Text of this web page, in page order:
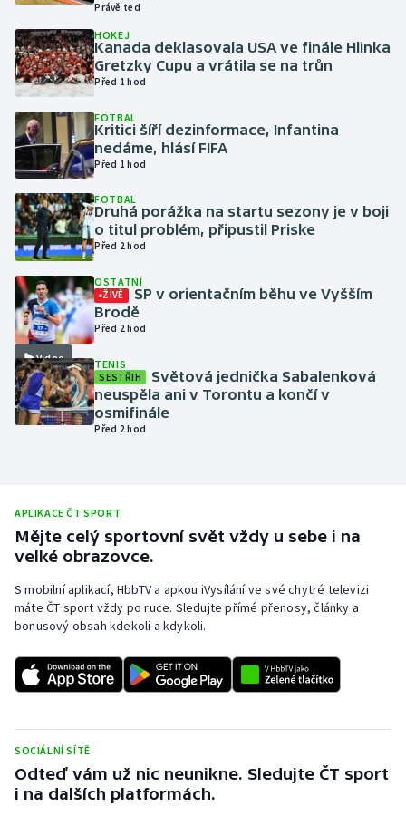
Házená
Jezdectví
Judo
Krasobruslení
Lezení
Lyže a snowboard
Moderní pětiboj
Motorsport
Olympijské hry
Parasport
Plážový volejbal
Ragby
Rychlobruslení
Rychlostní kanoistika
Short track
Sportovní střelba
Stolní tenis
Právě teď
HOKEJ
Kanada deklasovala USA ve finále Hlinka
Gretzky Cupu a vrátila se na trůn
Před 1 hod
FOTBAL
Kritici šíří dezinformace, Infantina
nedáme, hlásí FIFA
Před 1 hod
FOTBAL
Druhá porážka na startu sezony je v boji
o titul problém, připustil Priske
Před 2 hod
Video
OSTATNÍ
ŽIVĚ
SP v orientačním běhu ve Vyšším
Brodě
Před 2 hod
TENIS
SESTŘIH
Světová jednička Sabalenková
neuspěla ani v Torontu a končí v
osmifinále
Před 2 hod
APLIKACE ČT SPORT
Mějte celý sportovní svět vždy u sebe i na
velké obrazovce.
S mobilní aplikací, HbbTV a apkou iVysílání ve své chytré televizi
máte ČT sport vždy po ruce. Sledujte přímé přenosy, články a
bonusový obsah kdekoli a kdykoli.
SOCIÁLNÍ SÍTĚ
Odteď vám už nic neunikne. Sledujte ČT sport
i na dalších platformách.